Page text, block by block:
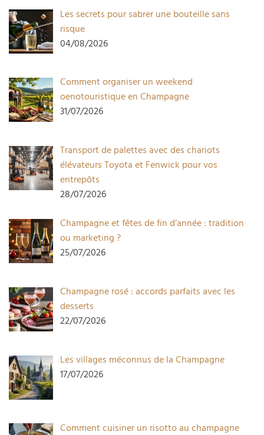
Les secrets pour sabrer une bouteille sans
risque
04/08/2026
Comment organiser un weekend
oenotouristique en Champagne
31/07/2026
Transport de palettes avec des chariots
élévateurs Toyota et Fenwick pour vos
entrepôts
28/07/2026
Champagne et fêtes de fin d’année : tradition
ou marketing ?
25/07/2026
Champagne rosé : accords parfaits avec les
desserts
22/07/2026
Les villages méconnus de la Champagne
17/07/2026
Comment cuisiner un risotto au champagne